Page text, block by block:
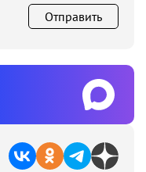
Отправить